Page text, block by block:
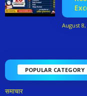
August 8,
POPULAR CATEGORY
समाचार